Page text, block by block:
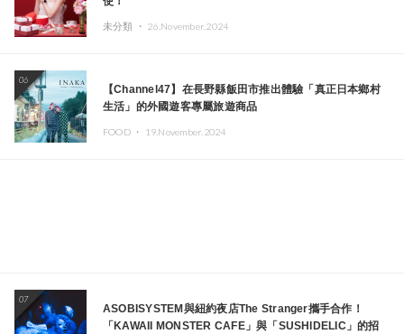
未分類 ・ 26.November.2024
06
【Channel47】在長野縣飯田市推出體驗「真正日本鄉村
生活」的外國遊客專屬旅遊商品
FOOD ・ 19.November.2024
07
ASOBISYSTEM與紐約夜店The Stranger攜手合作！
「KAWAII MONSTER CAFE」與「SUSHIDELIC」的招